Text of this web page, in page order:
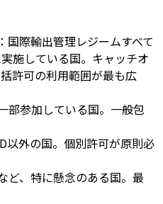
：国際輸出管理レジームすべて
施している国。キャッチオ
許可の利用範囲が最も広
部参加している国。一般包
以外の国。個別許可が原則必
ど、特に懸念のある国。最